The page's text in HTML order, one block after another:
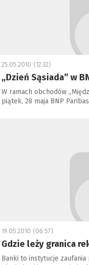
25.05.2010 (12:32)
„Dzień Sąsiada” w
W ramach obchodów
piątek, 28 maja BNP
19.05.2010 (06:57)
Gdzie leży granica
Banki to instytucje